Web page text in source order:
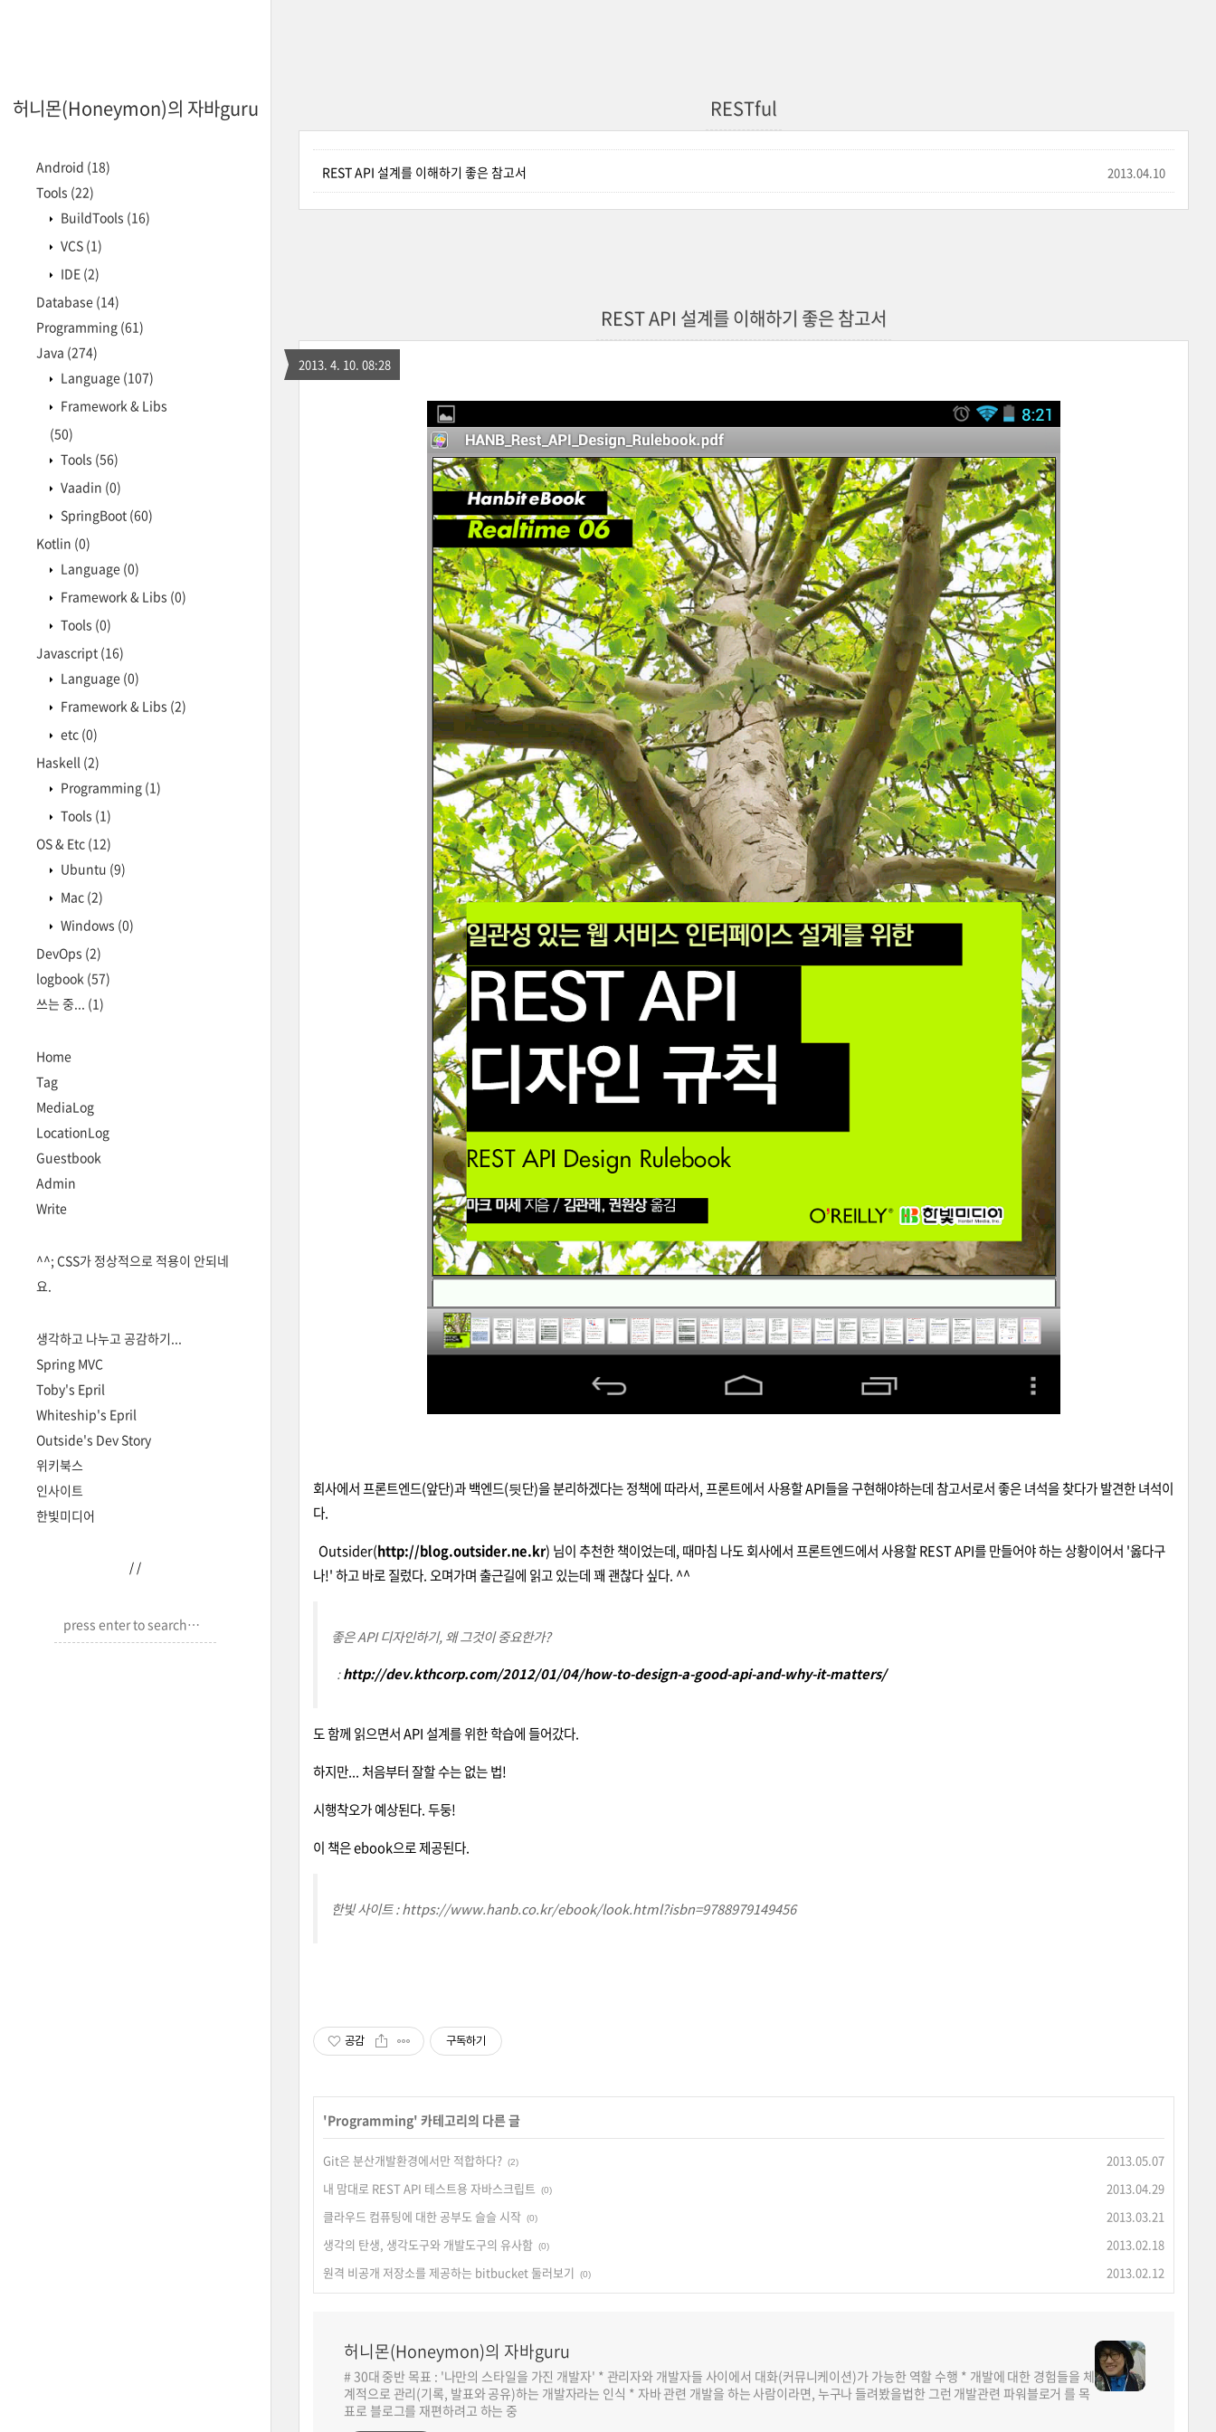
허니몬(Honeymon)의 자바guru
Android (18)
Tools (22)
BuildTools (16)
VCS (1)
IDE (2)
Database (14)
Programming (61)
Java (274)
Language (107)
Framework & Libs
(50)
Tools (56)
Vaadin (0)
SpringBoot (60)
Kotlin (0)
Language (0)
Framework & Libs (0)
Tools (0)
Javascript (16)
Language (0)
Framework & Libs (2)
etc (0)
Haskell (2)
Programming (1)
Tools (1)
OS & Etc (12)
Ubuntu (9)
Mac (2)
Windows (0)
DevOps (2)
logbook (57)
쓰는 중... (1)
Home
Tag
MediaLog
LocationLog
Guestbook
Admin
Write
^^; CSS가 정상적으로 적용이 안되네
요.
생각하고 나누고 공감하기...
Spring MVC
Toby's Epril
Whiteship's Epril
Outside's Dev Story
위키북스
인사이트
한빛미디어
/ /
RESTful
REST API 설계를 이해하기 좋은 참고서 2013.04.10
REST API 설계를 이해하기 좋은 참고서
2013. 4. 10. 08:28
회사에서 프론트엔드(앞단)과 백엔드(딋단)을 분리하겠다는 정책에 따라서, 프론트에서 사용할 API들을 구현해야하는데 참고서로서 좋은 녀석을 찾다가발견한 녀석이
다.
Outsider(http://blog.outsider.ne.kr) 님이 추천한 책이었는데, 때마침 나도 회사에서 프론트엔드에서 사용할 REST API를 만들어야 하는 상황이어서 '옳다구
나!' 하고 바로 질렀다. 오며가며 출근길에 읽고 있는데 꽤 괜찮다 싶다. ^^
좋은 API 디자인하기, 왜 그것이 중요한가?
:http://dev.kthcorp.com/2012/01/04/how-to-design-a-good-api-and-why-it-matters/
도 함께 읽으면서 API 설계를 위한 학습에 들어갔다.
하지만... 처음부터 잘할 수는 없는 법!
시행착오가 예상된다. 두둥!
이 책은 ebook으로 제공된다.
한빛 사이트 : https://www.hanb.co.kr/ebook/look.html?isbn=9788979149456
공감 구독하기
'Programming' 카테고리의 다른 글
Git은 분산개발환경에서만 적합하다? (2)
2013.05.07
내 맘대로 REST API 테스트용 자바스크립트
(0)
2013.04.29
클라우드 컴퓨팅에 대한 공부도 슬슬 시작 (0)
2013.03.21
생각의 탄생, 생각도구와 개발도구의 유사함 (0)
2013.02.18
원격 비공개 저장소를 제공하는 bitbucket 둘러보기
(0) 2013.02.12
허니몬(Honeymon)의 자바guru
# 30대 중반 목표 : '나만의 스타일을 가진 개발자' * 관리자와 개발자들 사이에서 대화(커뮤니케이션)가 가능한 역할 수행 * 개발에 대한 경험들을 체
계적으로 관리(기록, 발표와 공유)하는 개발자라는 인식 * 자바 관련 개발을 하는 사람이라면, 누구나 들려봤을법한 그런 개발관련 파워블로거 를 목
표로 블로그를 재편하려고 하는 중